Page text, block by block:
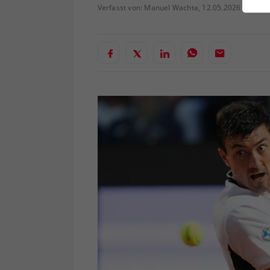
Verfasst von: Manuel Wachta, 12.05.2026